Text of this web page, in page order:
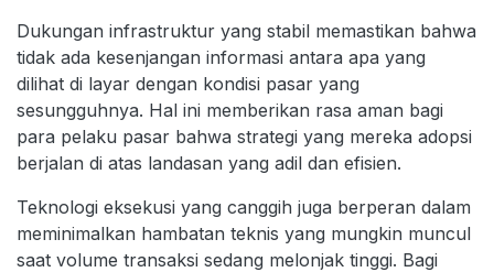
Dukungan infrastruktur yang stabil memastikan bahwa
tidak ada kesenjangan informasi antara apa yang
dilihat di layar dengan kondisi pasar yang
sesungguhnya. Hal ini memberikan rasa aman bagi
para pelaku pasar bahwa strategi yang mereka adopsi
berjalan di atas landasan yang adil dan efisien.
Teknologi eksekusi yang canggih juga berperan dalam
meminimalkan hambatan teknis yang mungkin muncul
saat volume transaksi sedang melonjak tinggi. Bagi